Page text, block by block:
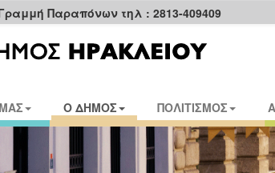
Παραπόνων τηλ : 2813-409409
Ο ΔΗΜΟΣ ΠΟΛΙΤΙΣΜΟΣ